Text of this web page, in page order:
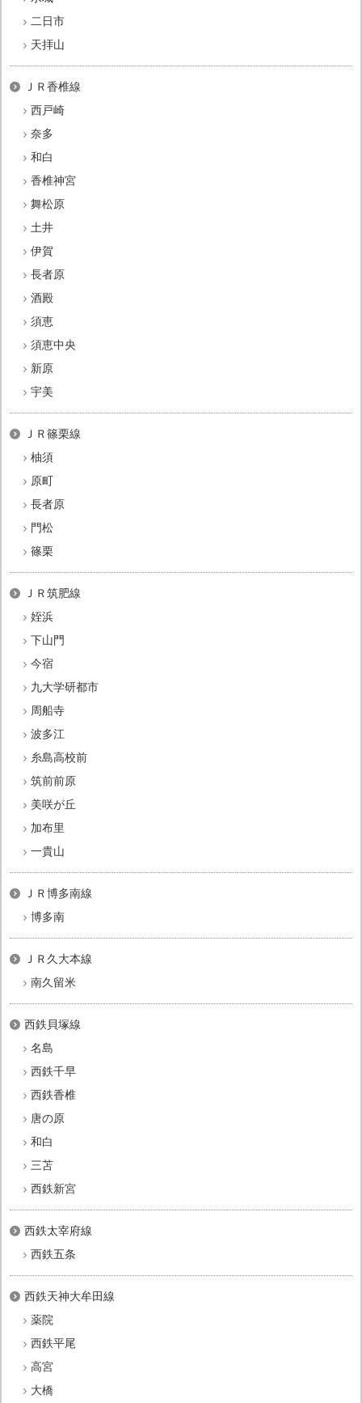
二日市
天拝山
ＪＲ香椎線
西戸崎
奈多
和白
香椎神宮
舞松原
土井
伊賀
長者原
酒殿
須恵
須恵中央
新原
宇美
ＪＲ篠栗線
柚須
原町
長者原
門松
篠栗
ＪＲ筑肥線
姪浜
下山門
今宿
九大学研都市
周船寺
波多江
糸島高校前
筑前前原
美咲が丘
加布里
一貴山
ＪＲ博多南線
博多南
ＪＲ久大本線
南久留米
西鉄貝塚線
名島
西鉄千早
西鉄香椎
唐の原
和白
三苫
西鉄新宮
西鉄太宰府線
西鉄五条
西鉄天神大牟田線
薬院
西鉄平尾
高宮
大橋